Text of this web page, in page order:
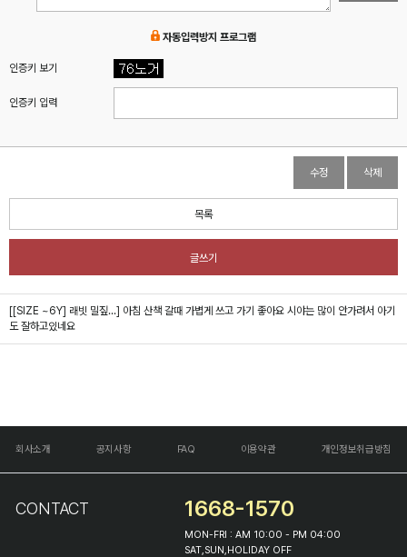
자동입력방지 프로그램
인증키 보기
인증키 입력
수정 삭제
목록
글쓰기
[[SIZE ~6Y] 래빗 밀짚...] 아침 산책 갈때 가볍게 쓰고 가기 좋아요 시야는 많이 안가려서 아기
도 잘하고있네요
회사소개 공지사항 FAQ 이용약관 개인정보취급방침
CONTACT 1668-1570
MON-FRI : AM 10:00 - PM 04:00
SAT,SUN,HOLIDAY OFF